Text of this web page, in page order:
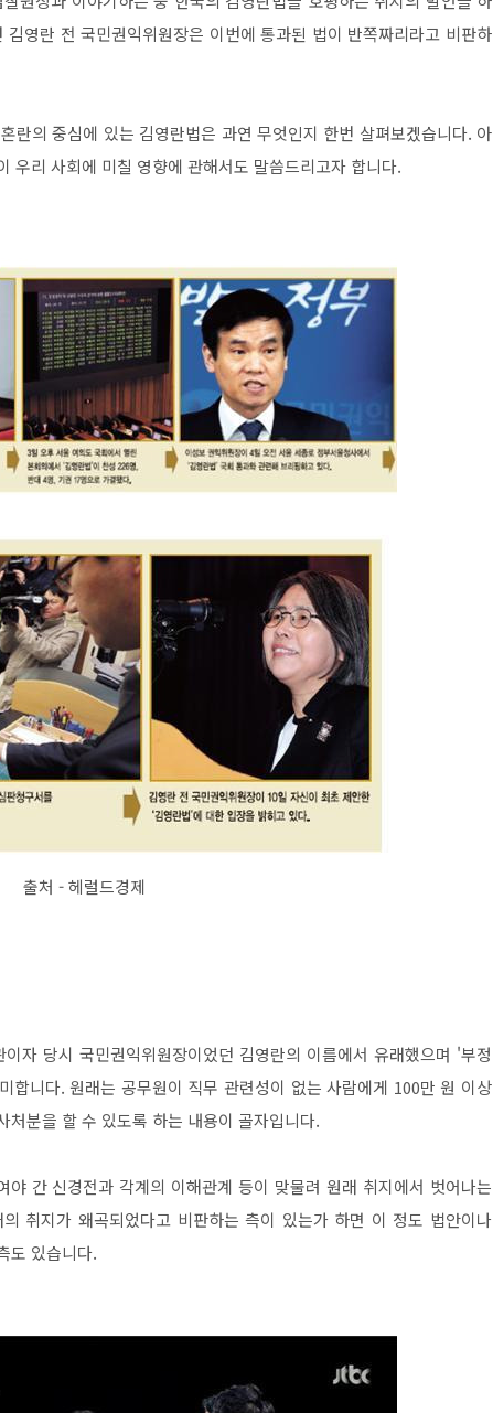
영란 전 국민권익위원장은 이번에 통과된 법이 반쪽짜리라고 비판하
란의 중심에 있는 김영란법은 과연 무엇인지 한번 살펴보겠습니다. 아
우리 사회에 미칠 영향에 관해서도 말씀드리고자 합니다.
출처 - 헤럴드경제
자 당시 국민권익위원장이었던 김영란의 이름에서 유래했으며 '부정
합니다. 원래는 공무원이 직무 관련성이 없는 사람에게 100만 원 이상
분을 할 수 있도록 하는 내용이 골자입니다.
간 신경전과 각계의 이해관계 등이 맞물려 원래 취지에서 벗어나는
취지가 왜곡되었다고 비판하는 측이 있는가 하면 이 정도 법안이나
도 있습니다.